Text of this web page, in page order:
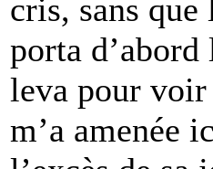
cris, sans
porta
leva pour
m’a amenée